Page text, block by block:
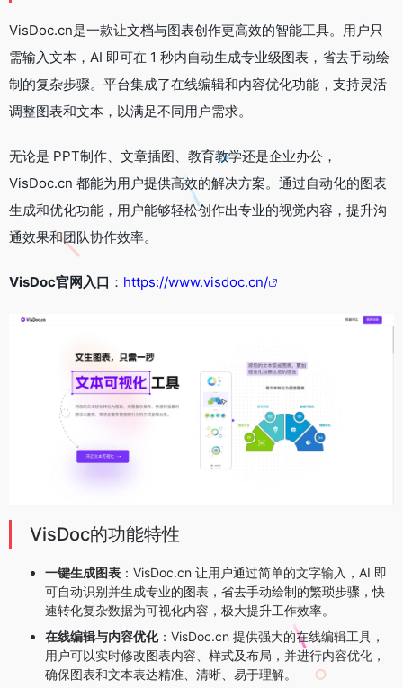
VisDoc.cn是一款让文档与图表创作更高效的智能工具。用户只
需输入文本，AI 即可在 1 秒内自动生成专业级图表，省去手动绘
制的复杂步骤。平台集成了在线编辑和内容优化功能，支持灵活
调整图表和文本，以满足不同用户需求。
无论是 PPT制作、文章插图、教育教学还是企业办公，
VisDoc.cn 都能为用户提供高效的解决方案。通过自动化的图表
生成和优化功能，用户能够轻松创作出专业的视觉内容，提升沟
通效果和团队协作效率。
VisDoc官网入口 ： https://www.visdoc.cn/
VisDoc的功能特性
一键生成图表 ：VisDoc.cn 让用户通过简单的文字输入，AI 即
可自动识别并生成专业的图表，省去手动绘制的繁琐步骤，快
速转化复杂数据为可视化内容，极大提升工作效率。
在线编辑与内容优化：VisDoc.cn 提供强大的在线编辑工具，
用户可以实时修改图表内容、样式及布局，并进行内容优化，
确保图表和文本表达精准、清晰、易于理解。